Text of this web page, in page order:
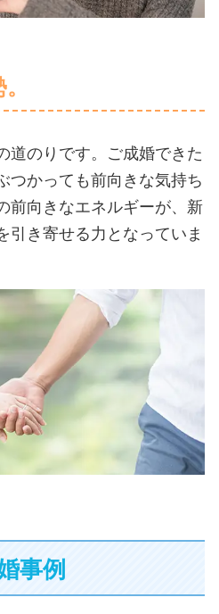
道のりです。ご成婚できた
つかっても前向きな気持ち
前向きなエネルギーが、新
引き寄せる力となっていま
事例